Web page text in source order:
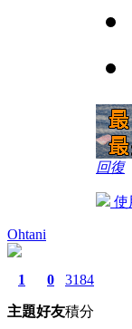
回復
使
Ohtani
1
主題
0
好友
3184
積分